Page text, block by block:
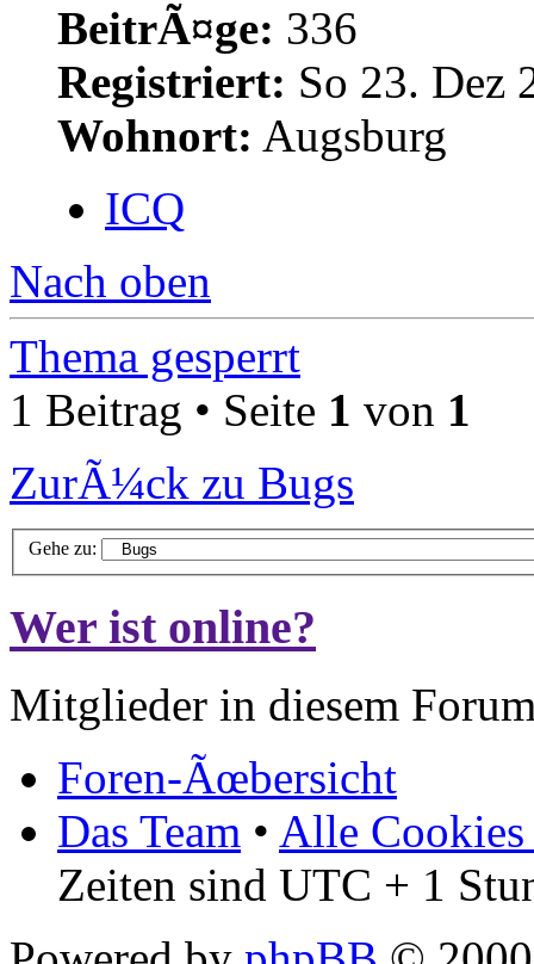
BeitrÃ¤ge: 336
Registriert: So 23. Dez
Wohnort: Augsburg
ICQ
Nach oben
Thema gesperrt
1 Beitrag • Seite 1 von 1
ZurÃ¼ck zu Bugs
Gehe zu:
Wer ist online?
Mitglieder in diesem
Foren-Ãœbersicht
Das Team • Alle Cookies
Zeiten sind UTC + 1